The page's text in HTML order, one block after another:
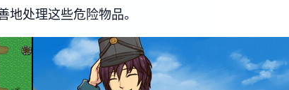
处理这些危险物品。